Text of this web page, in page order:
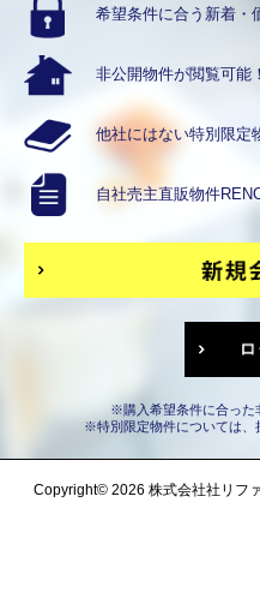
希望条件に合う 新着・
非公開物件が閲覧可能！
他社にはない特別限定
自社売主直販物件
※購入希望条件に合った
※特別限定物件については、
Copyright© 2026 株式会社社リフ